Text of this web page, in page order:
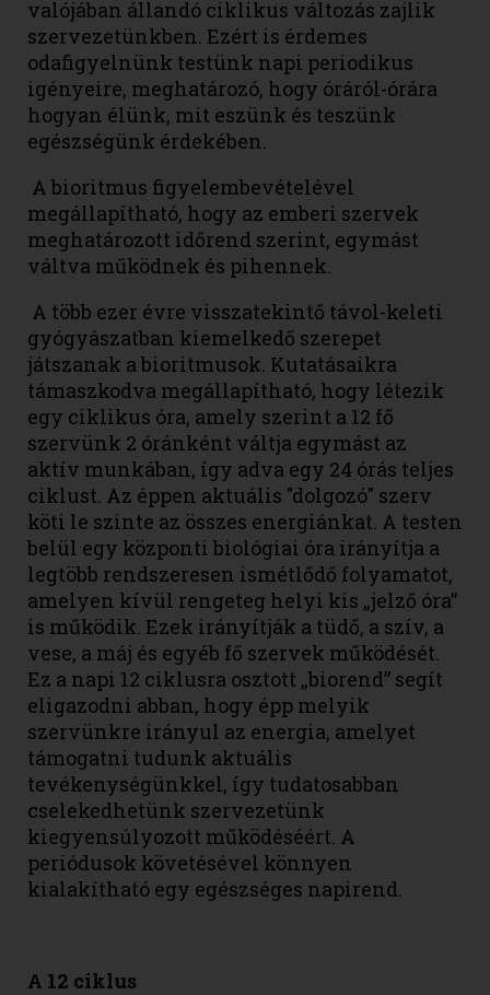
valójában állandó ciklikus változás zajlik
szervezetünkben. Ezért is érdemes
odafigyelnünk testünk napi periodikus
igényeire, meghatározó, hogy óráról-órára
hogyan élünk, mit eszünk és teszünk
egészségünk érdekében.
A bioritmus figyelembevételével
megállapítható, hogy az emberi szervek
meghatározott időrend szerint, egymást
váltva működnek és pihennek.
A több ezer évre visszatekintő távol-keleti
gyógyászatban kiemelkedő szerepet
játszanak a bioritmusok. Kutatásaikra
támaszkodva megállapítható, hogy létezik
egy ciklikus óra, amely szerint a 12 fő
szervünk 2 óránként váltja egymást az
aktív munkában, így adva egy 24 órás teljes
ciklust. Az éppen aktuális "dolgozó" szerv
köti le szinte az összes energiánkat. A testen
belül egy központi biológiai óra irányítja a
legtöbb rendszeresen ismétlődő folyamatot,
amelyen kívül rengeteg helyi kis „jelző óra”
is működik. Ezek irányítják a tüdő, a szív, a
vese, a máj és egyéb fő szervek működését.
Ez a napi 12 ciklusra osztott „biorend” segít
eligazodni abban, hogy épp melyik
szervünkre irányul az energia, amelyet
támogatni tudunk aktuális
tevékenységünkkel, így tudatosabban
cselekedhetünk szervezetünk
kiegyensúlyozott működéséért. A
periódusok követésével könnyen
kialakítható egy egészséges napirend.
A 12 ciklus